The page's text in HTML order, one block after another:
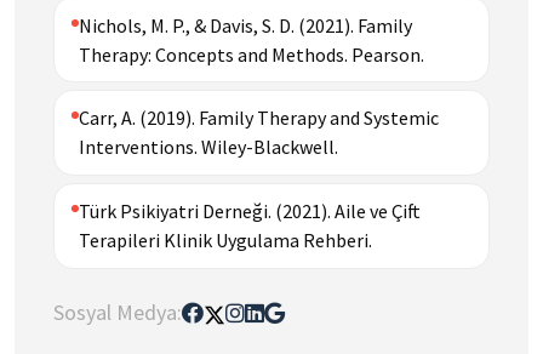
Nichols, M. P., & Davis, S. D. (2021). Family
Therapy: Concepts and Methods. Pearson.
Carr, A. (2019). Family Therapy and Systemic
Interventions. Wiley-Blackwell.
Türk Psikiyatri Derneği. (2021). Aile ve Çift
Terapileri Klinik Uygulama Rehberi.
Sosyal Medya: